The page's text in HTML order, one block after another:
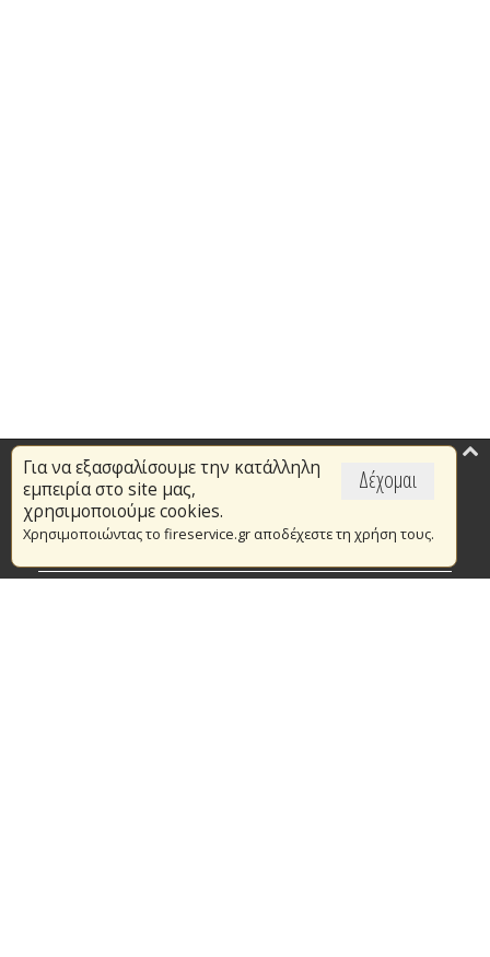
Δέχομαι
Για να εξασφαλίσουμε την κατάλληλη
εμπειρία στο site μας,
χρησιμοποιούμε cookies.
Χρησιμοποιώντας το fireservice.gr αποδέχεστε τη χρήση τους.
Επικαιρότητα
Το Πυροσβεστικό Σώμα